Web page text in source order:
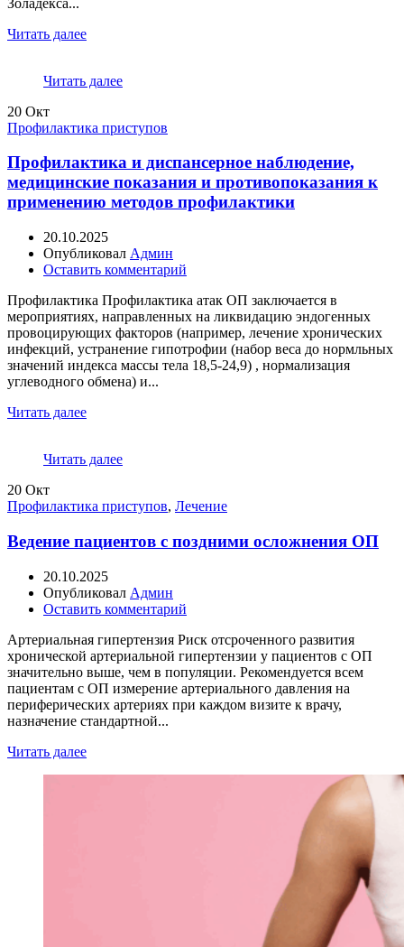
Читать далее
Читать далее
20 Окт
Профилактика приступов
Профилактика и диспансерное наблюдение,
медицинские показания и противопоказания к
применению методов профилактики
20.10.2025
Опубликовал Админ
Оставить комментарий
Профилактика Профилактика атак ОП заключается в
мероприятиях, направленных на ликвидацию эндогенных
провоцирующих факторов (например, лечение хронических
инфекций, устранение гипотрофии (набор веса до нормльных
значений индекса массы тела 18,5-24,9) , нормализация
углеводного обмена) и...
Читать далее
Читать далее
20 Окт
Профилактика приступов, Лечение
Ведение пациентов с поздними осложнения ОП
20.10.2025
Опубликовал Админ
Оставить комментарий
Артериальная гипертензия Риск отсроченного развития
хронической артериальной гипертензии у пациентов с ОП
значительно выше, чем в популяции. Рекомендуется всем
пациентам с ОП измерение артериального давления на
периферических артериях при каждом визите к врачу,
назначение стандартной...
Читать далее